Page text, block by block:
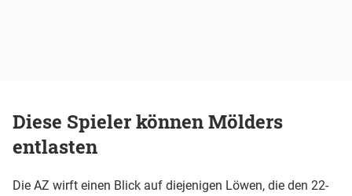
Diese Spieler können Mölders
entlasten
Die AZ wirft einen Blick auf diejenigen Löwen, die den 22-